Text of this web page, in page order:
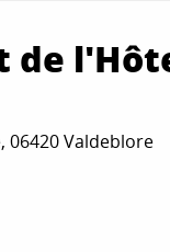
de
06420 Valdeblore